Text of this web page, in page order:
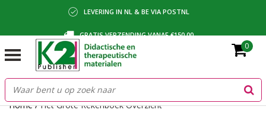
LEVERING IN NL & BE VIA POSTNL
GRATIS VERZENDING VANAF €150,00
BETALING VIA IDEAL, BANCONTACT OF FACTUUR
0
Home/Het Grote Rekenboek Overzicht